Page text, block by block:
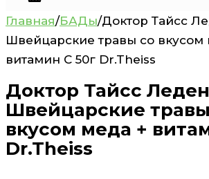
Главная/БАДы/Доктор Тайсс
Швейцарские травы со вкусом
витамин C 50г Dr.Theiss
Доктор Тайсс
Швейцарские
вкусом меда +
Dr.Theiss